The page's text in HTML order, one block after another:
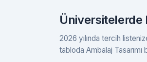
Üniversitelerde
2026 yılında tercih
tabloda Ambalaj Tasarımı